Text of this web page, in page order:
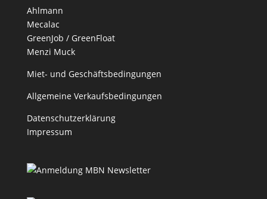
Ahlmann
Mecalac
GreenJob / GreenFloat
Menzi Muck
Miet- und Geschäftsbedingungen
Allgemeine Verkaufsbedingungen
Datenschutzerklärung
Impressum